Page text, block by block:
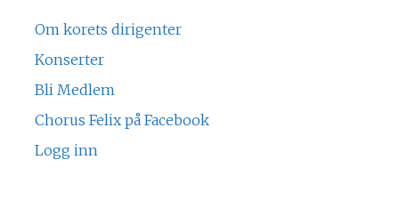
Om korets dirigenter
Konserter
Bli Medlem
Chorus Felix på Facebook
Logg inn